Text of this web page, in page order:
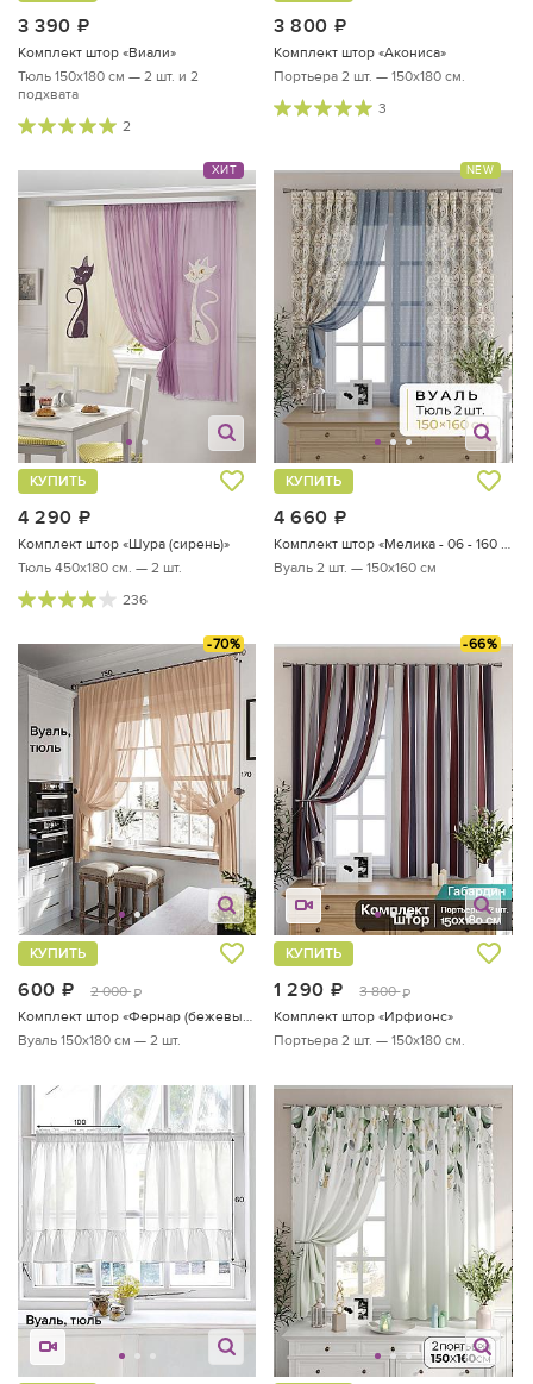
3 390
Комплект штор «Виали»
Тюль 150х180 см — 2 шт. и 2
подхвата
2
3 800
Комплект штор «Акониса»
Портьера 2 шт. — 150х180 см.
3
ХИТ
4 290
КУПИТЬ
Комплект штор «Шура (сирень)»
Тюль 450х180 см. — 2 шт.
236
NEW
4 660
КУПИТЬ
Вуаль 2 шт. — 150х160 см
-70%
600 руб.
2 000 руб.
КУПИТЬ
Вуаль 150х180 см — 2 шт.
-66%
1 290 руб.
3 800 руб.
КУПИТЬ
Комплект штор «Ирфионс»
Портьера 2 шт. — 150х180 см.